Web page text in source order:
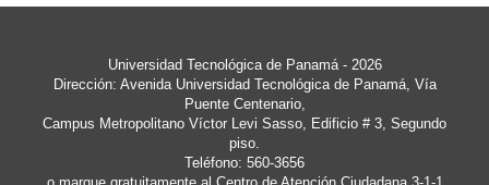
Universidad Tecnológica de Panamá- 2026
Dirección: Avenida Universidad Tecnológica de Panamá, Vía
Puente Centenario,
Campus Metropolitano Víctor Levi Sasso, Edificio # 3, Segundo
piso.
Teléfono: 560-3656